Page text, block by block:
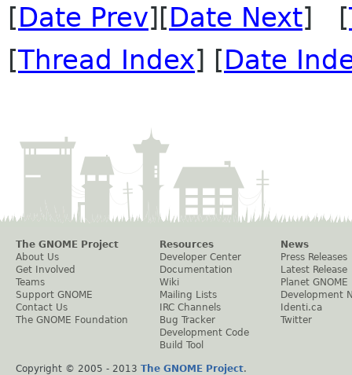
[Date Prev][Date Next] [
[Thread Index] [Date
The GNOME Project
About Us
Get Involved
Teams
Support GNOME
Contact Us
The GNOME Foundation
Resources
Developer Center
Documentation
Wiki
Mailing Lists
IRC Channels
Bug Tracker
Development Code
Build Tool
News
Press Releases
Latest Release
Planet GNOME
Development
Identi.ca
Twitter
Copyright © 2005 - 2013 The GNOME Project.